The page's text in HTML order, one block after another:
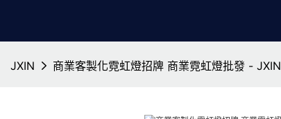
JXIN 商業客製化霓虹燈招牌 商業霓虹燈批發 - JXIN